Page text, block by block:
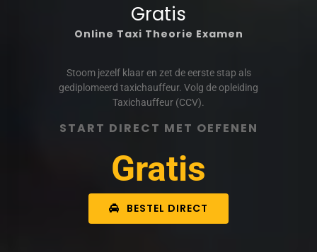
Gratis
Online Taxi Theorie Examen
Stoom jezelf klaar en zet de eerste stap als
gediplomeerd taxichauffeur. Volg de opleiding
Taxichauffeur (CCV).
START DIRECT MET OEFENEN
Gratis
BESTEL DIRECT